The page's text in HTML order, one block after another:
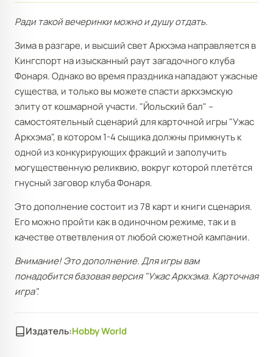
Ради такой вечеринки можно и душу отдать.
Зима в разгаре, и высший свет Аркхэма направляется в
Кингспорт на изысканный раут загадочного клуба
Фонаря. Однако во время праздника нападают ужасные
существа, и только вы можете спасти аркхэмскую
элиту от кошмарной участи. "Йольский бал" –
самостоятельный сценарий для карточной игры "Ужас
Аркхэма", в котором 1-4 сыщика должны примкнуть к
одной из конкурирующих фракций и заполучить
могущественную реликвию, вокруг которой плетётся
гнусный заговор клуба Фонаря.
Это дополнение состоит из 78 карт и книги сценария.
Его можно пройти как в одиночном режиме, так и в
качестве ответвления от любой сюжетной кампании.
Внимание! Это дополнение. Для игры вам
понадобится базовая версия "Ужас Аркхэма. Карточная
игра".
Издатель:Hobby World